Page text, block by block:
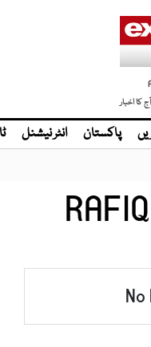
کا اخبار
پاکستان انٹر نیشنل